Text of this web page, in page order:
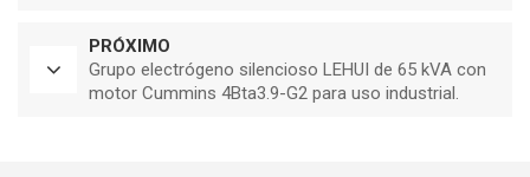
PRÓXIMO
Grupo electrógeno silencioso LEHUI de 65 kVA con
motor Cummins 4Bta3.9-G2 para uso industrial.